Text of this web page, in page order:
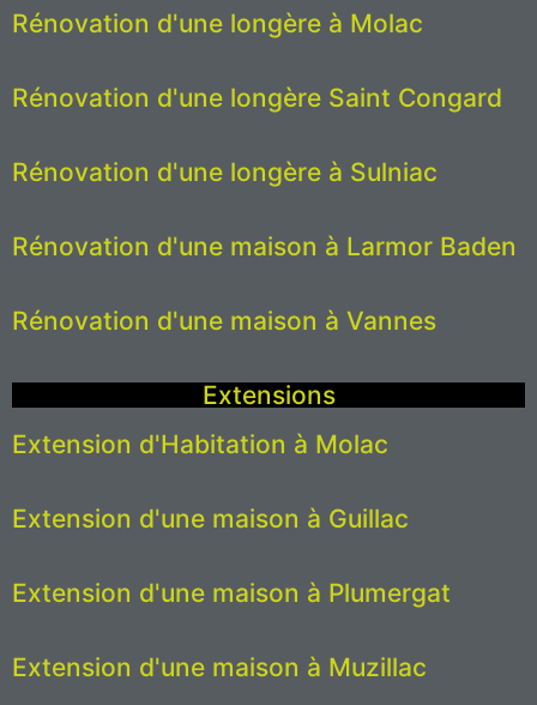
Rénovation d'une longère à Molac
Rénovation d'une longère Saint Congard
Rénovation d'une longère à Sulniac
Rénovation d'une maison à Larmor Baden
Rénovation d'une maison à Vannes
Extensions
Extension d'Habitation à Molac
Extension d'une maison à Guillac
Extension d'une maison à Plumergat
Extension d'une maison à Muzillac